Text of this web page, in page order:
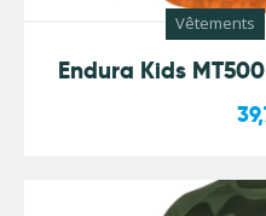
Vêtements
Endura Kids